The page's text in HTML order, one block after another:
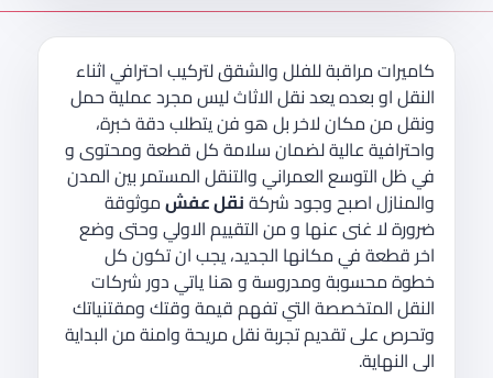
كاميرات مراقبة للفلل والشقق لتركيب احترافي اثناء
النقل او بعده يعد نقل الاثاث ليس مجرد عملية حمل
ونقل من مكان لاخر بل هو فن يتطلب دقة خبرة،
واحترافية عالية لضمان سلامة كل قطعة ومحتوى و
في ظل التوسع العمراني والتنقل المستمر بين المدن
والمنازل اصبح وجود شركةنقل عفشموثوقة
ضرورة لا غنى عنها و من التقييم الاولي وحتى وضع
اخر قطعة في مكانها الجديد، يجب ان تكون كل
خطوة محسوبة ومدروسة و هنا ياتي دور شركات
النقل المتخصصة التي تفهم قيمة وقتك ومقتنياتك
وتحرص على تقديم تجربة نقل مريحة وامنة من البداية
الى النهاية.